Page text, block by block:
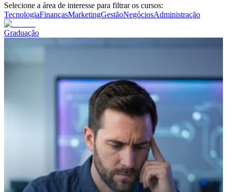
Selecione a área de interesse para filtrar os cursos:
TecnologiaFinançasMarketingGestãoNegóciosAdministração
Graduação